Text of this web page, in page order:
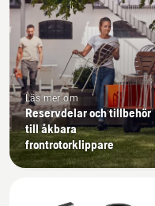
Läs mer om
Reservdelar och tillbehör
till åkbara
frontrotorklippare